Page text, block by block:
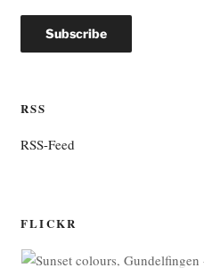
RSS
RSS-Feed
FLICKR